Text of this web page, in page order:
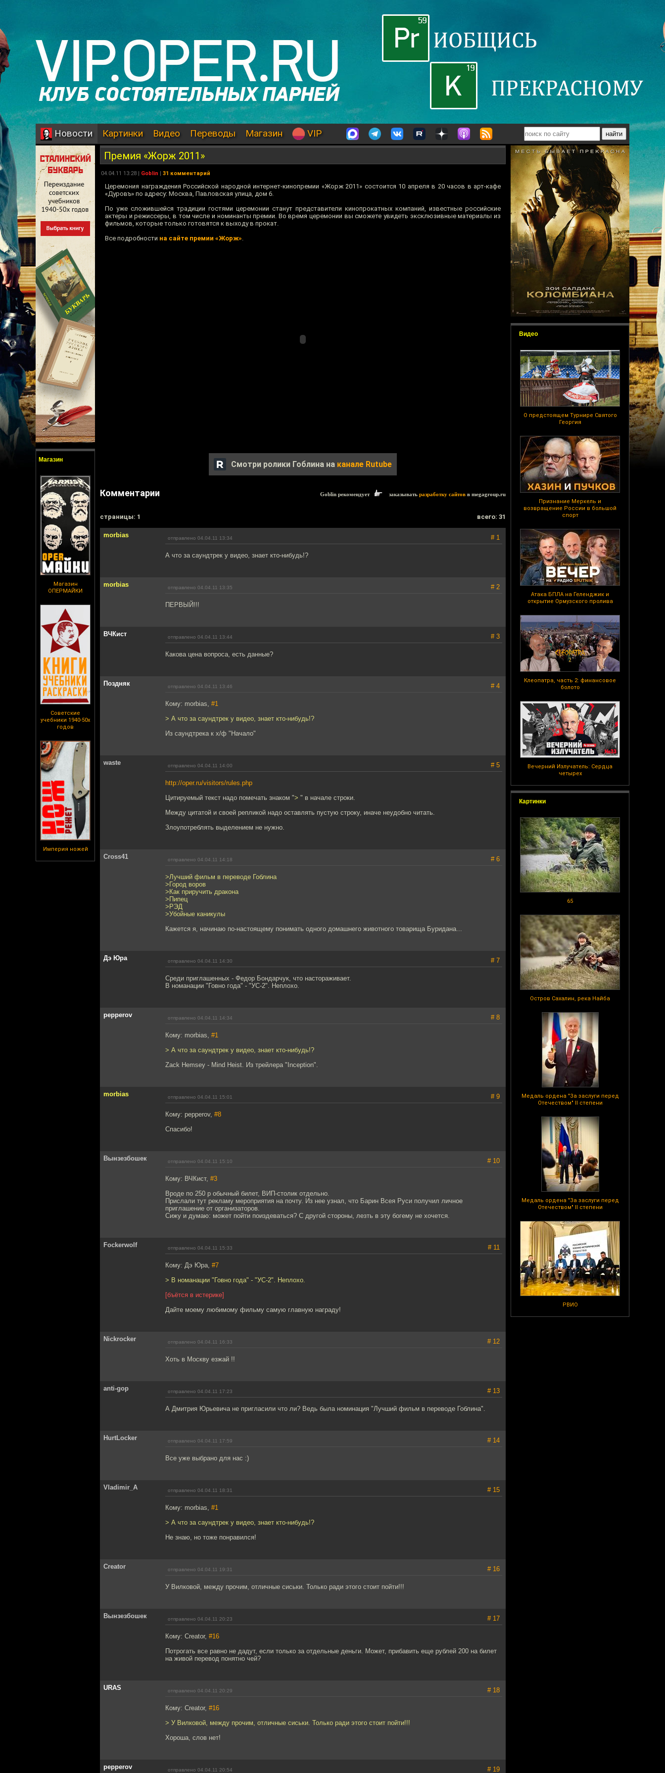
Новости Картинки Видео Переводы Магазин VIP
Магазин
Магазин
ОПЕРМАЙКИ
Советские
учебники 1940-50х
годов
Империя ножей
Видео
О предстоящем Турнире Святого
Георгия
Признание Меркель и
возвращение России в большой
спорт
Атака БПЛА на Геленджик и
открытие Ормузского пролива
Клеопатра, часть 2: финансовое
болото
Вечерний Излучатель: Сердца
четырех
Картинки
65
Остров Сахалин, река Найба
Медаль ордена "За заслуги перед
Отечеством" II степени
Медаль ордена "За заслуги перед
Отечеством" II степени
РВИО
Премия «Жорж 2011»
04.04.11 13:28 | Goblin | 31 комментарий
Церемония награждения Российской народной интернет-кинопремии «Жорж 2011» состоится 10 апреля в 20 часов в арт-кафе
«Дуровъ» по адресу: Москва, Павловская улица, дом 6.
По уже сложившейся традиции гостями церемонии станут представители кинопрокатных компаний, известные российские
актеры и режиссеры, в том числе и номинанты премии. Во время церемонии вы сможете увидеть эксклюзивные материалы из
фильмов, которые только готовятся к выходу в прокат.
Все подробности на сайте премии «Жорж».
Смотри ролики Гоблина на канале Rutube
Комментарии Goblin рекомендует заказывать разработку сайтов в megagroup.ru
cтраницы: 1 всего: 31
morbias отправлено 04.04.11 13:34 # 1
А что за саундтрек у видео, знает кто-нибудь!?
morbias отправлено 04.04.11 13:35 # 2
ПЕРВЫЙ!!!
ВЧКист отправлено 04.04.11 13:44 # 3
Какова цена вопроса, есть данные?
Поздняк отправлено 04.04.11 13:46 # 4
Кому: morbias, #1
> А что за саундтрек у видео, знает кто-нибудь!?
Из саундтрека к х/ф "Начало"
waste отправлено 04.04.11 14:00 # 5
http://oper.ru/visitors/rules.php
Цитируемый текст надо помечать знаком "> " в начале строки.
Между цитатой и своей репликой надо оставлять пустую строку, иначе неудобно читать.
Злоупотреблять выделением не нужно.
Cross41 отправлено 04.04.11 14:18 # 6
>Лучший фильм в переводе Гоблина
>Город воров
>Как приручить дракона
>Пипец
>РЭД
>Убойные каникулы
Кажется я, начинаю по-настоящему понимать одного домашнего животного товарища Буридана...
Дэ Юра отправлено 04.04.11 14:30 # 7
Среди приглашенных - Федор Бондарчук, что настораживает.
В номанации "Говно года" - "УС-2". Неплохо.
pepperov отправлено 04.04.11 14:34 # 8
Кому: morbias, #1
> А что за саундтрек у видео, знает кто-нибудь!?
Zack Hemsey - Mind Heist. Из трейлера "Inception".
morbias отправлено 04.04.11 15:01 # 9
Кому: pepperov, #8
Спасибо!
Вынзезбошек отправлено 04.04.11 15:10 # 10
Кому: ВЧКист, #3
Вроде по 250 р обычный билет, ВИП-столик отдельно.
Прислали тут рекламу мероприятия на почту. Из нее узнал, что Барин Всея Руси получил личное
приглашение от организаторов.
Сижу и думаю: может пойти поиздеваться? С другой стороны, лезть в эту богему не хочется.
Fockerwolf отправлено 04.04.11 15:33 # 11
Кому: Дэ Юра, #7
> В номанации "Говно года" - "УС-2". Неплохо.
[бъётся в истерике]
Дайте моему любимому фильму самую главную награду!
Nickrocker отправлено 04.04.11 16:33 # 12
Хоть в Москву езжай !!
anti-gop отправлено 04.04.11 17:23 # 13
А Дмитрия Юрьевича не пригласили что ли? Ведь была номинация "Лучший фильм в переводе Гоблина".
HurtLocker отправлено 04.04.11 17:59 # 14
Все уже выбрано для нас :)
Vladimir_A отправлено 04.04.11 18:31 # 15
Кому: morbias, #1
> А что за саундтрек у видео, знает кто-нибудь!?
Не знаю, но тоже понравился!
Creator отправлено 04.04.11 19:31 # 16
У Вилковой, между прочим, отличные сиськи. Только ради этого стоит пойти!!!
Вынзезбошек отправлено 04.04.11 20:23 # 17
Кому: Creator, #16
Потрогать все равно не дадут, если только за отдельные деньги. Может, прибавить еще рублей 200 на билет
на живой перевод понятно чей?
URAS отправлено 04.04.11 20:29 # 18
Кому: Creator, #16
> У Вилковой, между прочим, отличные сиськи. Только ради этого стоит пойти!!!
Хороша, слов нет!
pepperov отправлено 04.04.11 20:54 # 19